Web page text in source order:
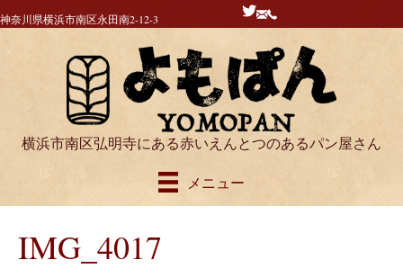
神奈川県横浜市南区永田南2-12-3
横浜市南区弘明寺にある赤いえんとつのあるパン屋さん
メニュー
IMG_4017